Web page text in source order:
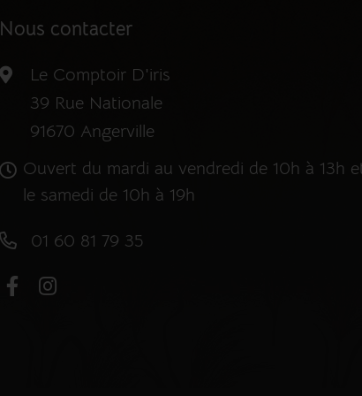
Nous contacter
Le Comptoir D'iris
39 Rue Nationale
91670 Angerville
Ouvert du mardi au vendredi de 10h à 13h
le samedi de 10h à 19h
01 60 81 79 35